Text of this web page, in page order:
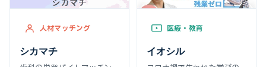
人材マッチング
シカマチ
医療・教育
イオシル